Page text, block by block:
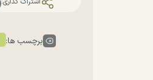
برچسب ها: